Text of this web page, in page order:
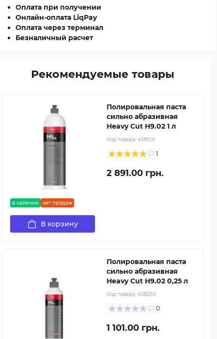
Оплата при получении
Онлайн-оплата LiqPay
Оплата через терминал
Безналичный расчет
Рекомендуемые товары
в наличии хит продаж
Полировальная паста
сильно абразивная
Heavy Cut H9.02 1 л
Код товара: 458001
1
2 891.00 грн.
В корзину
Полировальная паста
сильно абразивная
Heavy Cut H9.02 0,25 л
Код товара: 458250
0
1 101.00 грн.